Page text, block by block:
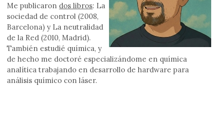
Me publicaron dos libros: La
sociedad de control (2008,
Barcelona) y La neutralidad
de la Red (2010, Madrid).
También estudié química, y
de hecho me doctoré especializándome en química
analítica trabajando en desarrollo de hardware para
análisis químico con láser.